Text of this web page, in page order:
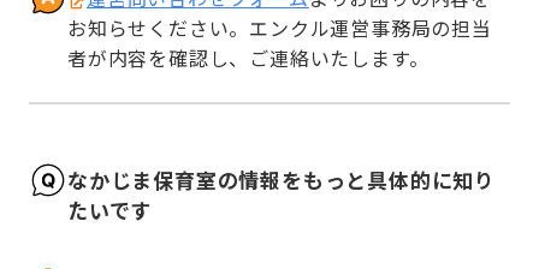
お知らせください。エンクル運営事務局の担当
者が内容を確認し、ご連絡いたします。
なかじま保育室の情報をもっと具体的に知り
たいです